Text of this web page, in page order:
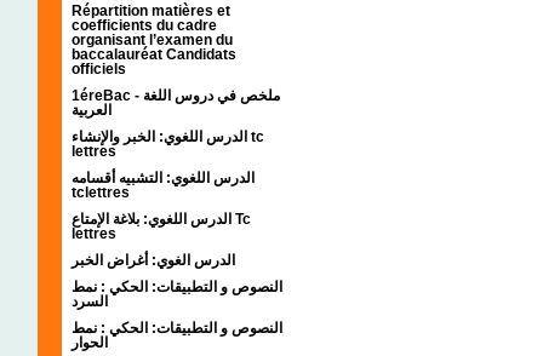
Répartition matières et
coefficients du cadre
organisant l’examen du
baccalauréat Candidats
officiels
1éreBac - ملخص في دروس اللغة
العربية
الدرس اللغوي: الخبر والإنشاء tc
lettres
الدرس اللغوي: التشبيه أقسامه
tclettres
الدرس اللغوي: بلاغة الإمتاع Tc
lettres
الدرس الغوي: أغراض الخبر
النصوص و التطبيقات: الحكي : نمط
السرد
النصوص و التطبيقات: الحكي : نمط
الحوار